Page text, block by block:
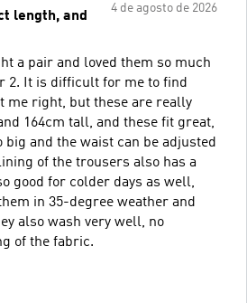
4 de agosto de 2026
length, and
a pair and loved them so much
2. It is difficult for me to find
me right, but these are really
164cm tall, and these fit great,
big and the waist can be adjusted
of the trousers also has a
good for colder days as well,
in 35-degree weather and
also wash very well, no
of the fabric.